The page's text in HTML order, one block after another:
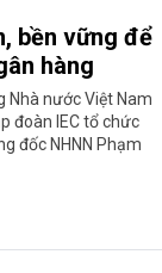
bền vững để
hàng
Nhà nước Việt Nam
đoàn IEC tổ chức
đốc NHNN Phạm